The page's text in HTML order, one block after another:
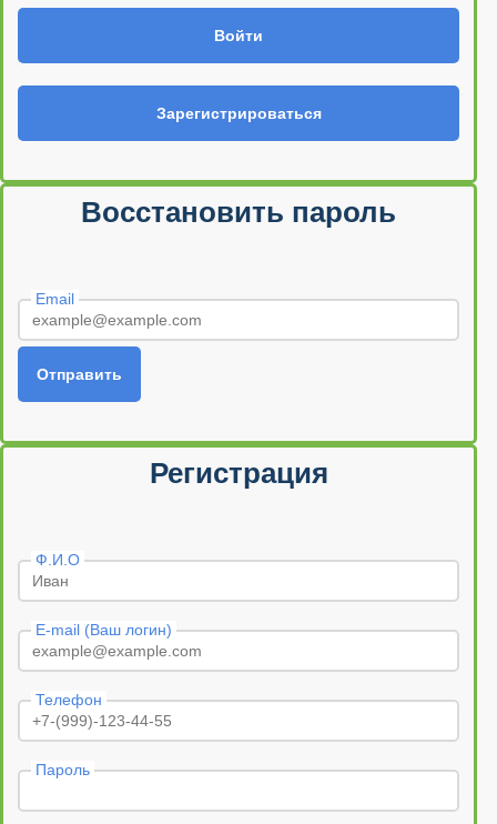
Войти
Зарегистрироваться
Восстановить пароль
Email
Отправить
Регистрация
Ф.И.О
E-mail (Ваш логин)
Телефон
Пароль